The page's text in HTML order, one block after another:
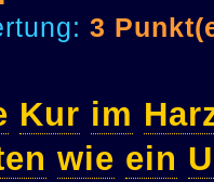
3
Kur im
wie ein